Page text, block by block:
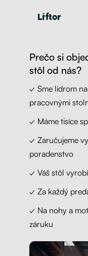
Prečo si
stôl od nás?
✓ Sme lídrom
pracovnými
✓ Máme tisíce
✓ Zaručujeme
poradenstvo
✓ Váš stôl
✓ Za každý
✓ Na nohy a
záruku